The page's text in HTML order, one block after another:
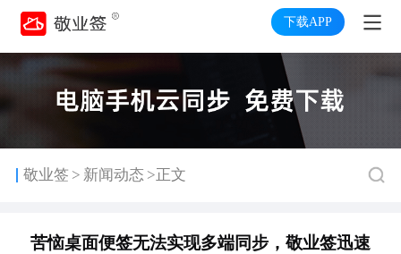
下载APP
敬业签 > 新闻动态 >正文
苦恼桌面便签无法实现多端同步，敬业签迅速